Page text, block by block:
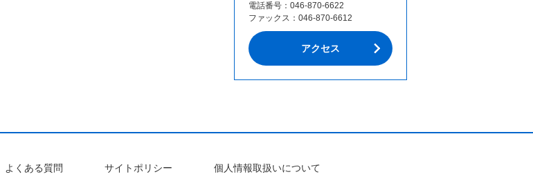
電話番号： 046-870-6622
ファックス： 046-870-6612
アクセス
よくある質問 サイトポリシー 個人情報取扱いについて